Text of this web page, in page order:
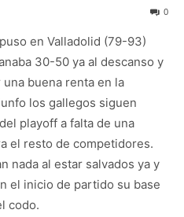
0
en Valladolid (79-93)
30-50 ya al descanso y
buena renta en la
los gallegos siguen
playoff a falta de una
el resto de competidores.
nada al estar salvados ya y
el inicio de partido su base
codo.